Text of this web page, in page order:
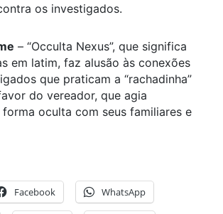
os investigados.
– “Occulta Nexus”, que significa
em latim, faz alusão às conexões
que praticam a “rachadinha”
do vereador, que agia
oculta com seus familiares e
Facebook WhatsApp